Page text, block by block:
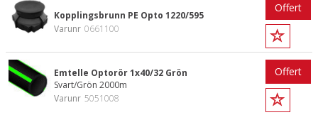
Kopplingsbrunn PE Opto 1220/595
Varunr 0661100
Offert
Emtelle Optorör 1x40/32 Grön
Svart/Grön 2000m
Varunr 5051008
Offert